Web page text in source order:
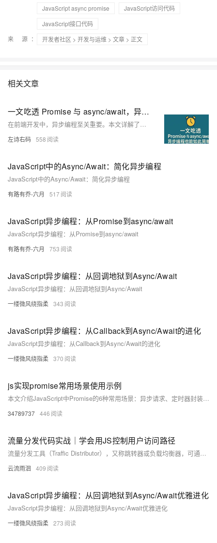
JavaScript async promise
JavaScript访问代码
JavaScript接口代码
来 源：
开发者社区 > 开发与运维 > 文章 > 正文
相关文章
一文吃透 Promise 与 async/await，异步编程也能如此简单！建议收藏！
在前端开发中，异步编程至关重要。本文详解了同步与异步的区别，通过生活化例子帮助理解。深入讲解了 Promise 的概念、状态及链式调用，并引入 async/await 这一语法糖，使异步代码更清晰易读。还介绍了多个异步任务的组合处理方式，如 Promise.all 与 Promise.race。掌握这些内容，将大幅提升你的异步编程能力，写出更优雅、易维护的代码，助力开发与面试！
左诗右码 558
JavaScript中的Async/Await：简化异步编程
JavaScript中的Async/Await：简化异步编程
有路有乔-六月 517
JavaScript异步编程：从Promise到async/await
JavaScript异步编程：从Promise到async/await
有路有乔-六月 753
JavaScript异步编程：从回调地狱到Async/Await
JavaScript异步编程：从回调地狱到Async/Await
一缕微风绕指柔 343
JavaScript异步编程：从Callback到Async/Await的进化
JavaScript异步编程：从Callback到Async/Await的进化
一缕微风绕指柔 370
js实现promise常用场景使用示例
本文介绍JavaScript中Promise的6种常用场景：异步请求、定时器封装、并行执行、竞速操作、任务队列及与async/await结合使用，通过实用示例展示如何优雅处理异步逻辑，避免回调地狱，提升代码可读性与维护性。
34789737 446
流量分发代码实战｜学会用JS控制用户访问路径
流量分发工具（Traffic Distributor），又称跳转器或负载均衡器，可通过JavaScript按预设规则将用户随机引导至不同网站，适用于SEO优化、广告投放、A/B测试等场景。本文分享一段不到百行的JS代码，实现智能、隐蔽的流量控制，并附完整示例与算法解析。
云流雨洄 409
JavaScript异步编程：从回调地狱到Async/Await优雅进化
JavaScript异步编程：从回调地狱到Async/Await优雅进化
一缕微风绕指柔 273